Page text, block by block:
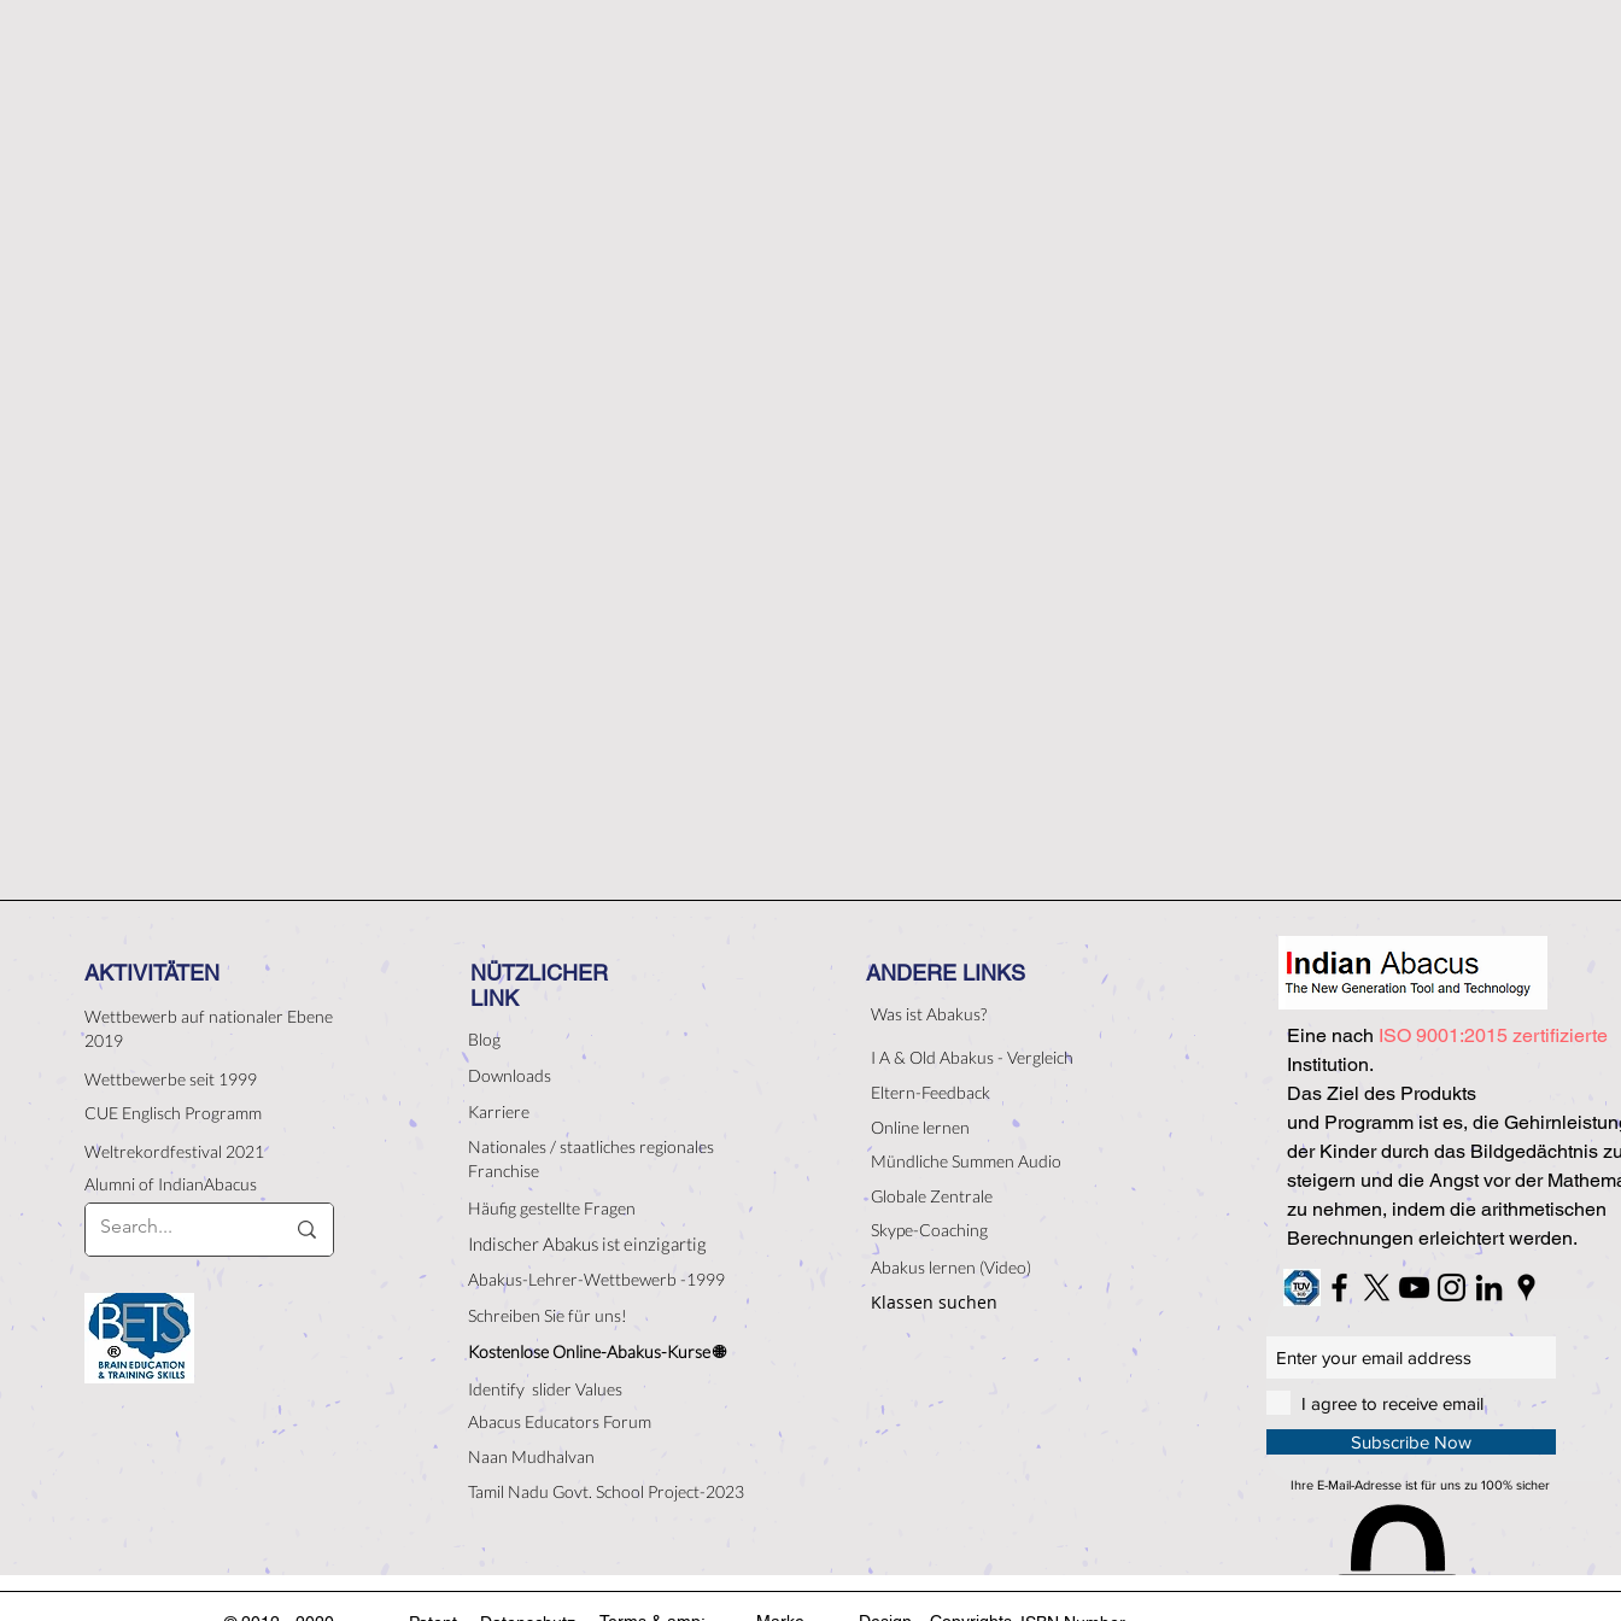
AKTIVITÄTEN
Wettbewerb auf nationaler Ebene
2019
Wettbewerbe seit 1999
CUE Englisch Programm
Weltrekordfestival 2021
Alumni of IndianAbacus
NÜTZLICHER
LINK
Blog
Downloads
Karriere
Nationales / staatliches regionales
Franchise
Häufig gestellte Fragen
Indischer Abakus ist einzigartig
Abakus-Lehrer-Wettbewerb -1999
Schreiben Sie für uns!
Kostenlose Online-Abakus-Kurse 🌐
Identify slider Values
Abacus Educators Forum
Naan Mudhalvan
Tamil Nadu Govt. School Project-2023
ANDERE LINKS
Was ist Abakus?
I A & Old Abakus - Vergleich
Eltern-Feedback
Online lernen
Mündliche Summen Audio
Globale Zentrale
Skype-Coaching
Abakus lernen (Video)
Klassen suchen
Eine nach ISO 9001:2015 zertifizierte
Institution.
Das Ziel des Produkts
und Programm ist es, die
der Kinder durch das Bildgedächtnis
steigern und die Angst vor der
zu nehmen, indem die arithmetischen
Berechnungen erleichtert werden.
I agree to receive email
Subscribe Now
Ihre E-Mail-Adresse ist für uns zu 100% sicher